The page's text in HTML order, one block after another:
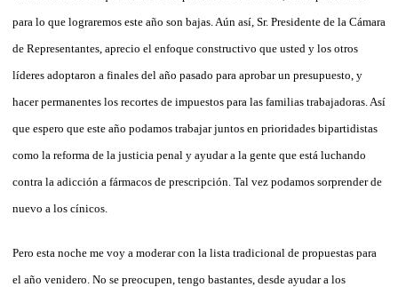
para lo que lograremos este año son bajas. Aún así, Sr. Presidente de la Cámara
de Representantes, aprecio el enfoque constructivo que usted y los otros
líderes adoptaron a finales del año pasado para aprobar un presupuesto, y
hacer permanentes los recortes de impuestos para las familias trabajadoras. Así
que espero que este año podamos trabajar juntos en prioridades bipartidistas
como la reforma de la justicia penal y ayudar a la gente que está luchando
contra la adicción a fármacos de prescripción. Tal vez podamos sorprender de
nuevo a los cínicos.
Pero esta noche me voy a moderar con la lista tradicional de propuestas para
el año venidero. No se preocupen, tengo bastantes, desde ayudar a los